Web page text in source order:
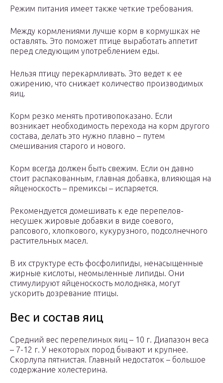
Режим питания имеет также четкие требования.
Между кормлениями лучше корм в кормушках не
оставлять. Это поможет птице выработать аппетит
перед следующим употреблением еды.
Нельзя птицу перекармливать. Это ведет к ее
ожирению, что снижает количество производимых
яиц.
Корм резко менять противопоказано. Если
возникает необходимость перехода на корм другого
состава, делать это нужно плавно – путем
смешивания старого и нового.
Корм всегда должен быть свежим. Если он давно
стоит распакованным, главная добавка, влияющая на
яйценоскость – премиксы – испаряется.
Рекомендуется домешивать к еде перепелов-
несушек жировые добавки в виде соевого,
рапсового, хлопкового, кукурузного, подсолнечного
растительных масел.
В их структуре есть фосфолипиды, ненасыщенные
жирные кислоты, неомыленные липиды. Они
стимулируют яйценоскость молодняка, могут
ускорить дозревание птицы.
Вес и состав яиц
Средний вес перепелиных яиц – 10 г. Диапазон веса
– 7-12 г. У некоторых пород бывают и крупнее.
Скорлупа пятнистая. Главный недостаток – большое
содержание холестерина.